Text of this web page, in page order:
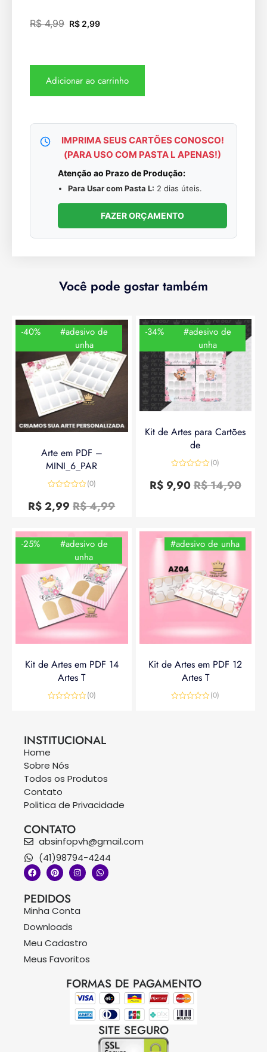
R$4,99 R$ 2,99
Adicionar ao carrinho
IMPRIMA SEUS CARTÕES CONOSCO!
(PARA USO COM PASTA L APENAS!)
Atenção ao Prazo de Produção:
Para Usar com Pasta L: 2 dias úteis.
FAZER ORÇAMENTO
Você pode gostar também
-40%
#adesivo de
unha
Arte em PDF –
MINI_6_PAR
0
de
(0)
R$4,99
R$2,99
-34%
#adesivo de
unha
Kit de Artes para Cartões
de
0
de
(0)
R$14,90
R$9,90
-25%
#adesivo de
unha
Kit de Artes em PDF 14
Artes T
(0)
#adesivo de unha
Kit de Artes em PDF 12
Artes T
(0)
INSTITUCIONAL
Home
Sobre Nós
Todos os Produtos
Contato
Politica de Privacidade
CONTATO
absinfopvh@gmail.com
(41)98794-4244
PEDIDOS
Minha Conta
Downloads
Meu Cadastro
Meus Favoritos
FORMAS DE PAGAMENTO
SITE SEGURO